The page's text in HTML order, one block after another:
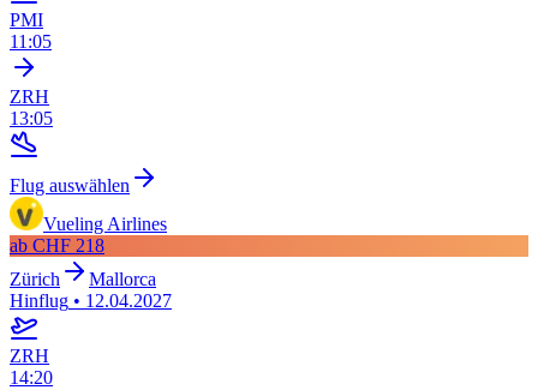
PMI
11:05
ZRH
13:05
Flug auswählen
Vueling Airlines
ab CHF 218
Zürich
Mallorca
Hinflug • 12.04.2027
ZRH
14:20